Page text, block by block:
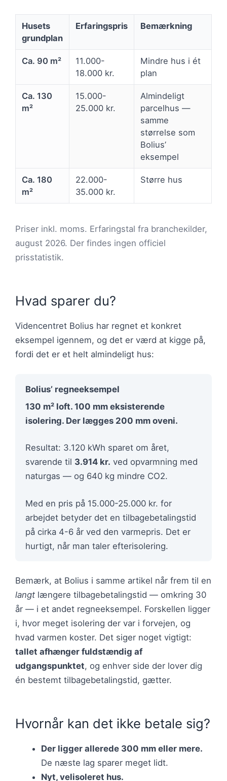
Husets
grundplan
Erfaringspris Bemærkning
Ca. 90 m²
11.000-
18.000 kr.
Mindre hus i ét
plan
Ca. 130
m²
15.000-
25.000 kr.
Almindeligt
parcelhus —
samme
størrelse som
Bolius’
eksempel
Ca. 180
m²
22.000-
35.000 kr.
Større hus
Priser inkl. moms. Erfaringstal fra brancheкilder,
august 2026. Der findes ingen officiel
prisstatistik.
Hvad sparer du?
Videncentret Bolius har regnet et konkret
eksempel igennem, og det er værd at kigge på,
fordi det er et helt almindeligt hus:
Bolius’ regneeksempel
130 m² loft. 100 mm eksisterende
isolering. Der lægges 200 mm oveni.
Resultat: 3.120 kWh sparet om året,
svarende til 3.914 kr. ved opvarmning med
naturgas — og 640 kg mindre CO2.
Med en pris på 15.000-25.000 kr. for
arbejdet betyder det en tilbagebetalingstid
på cirka 4-6 år ved den varmepris. Det er
hurtigt, når man taler efterisolering.
Bemærk, at Bolius i samme artikel når frem til en
langt længere tilbagebetalingstid — omkring 30
år — i et andet regneeksempel. Forskellen ligger
i, hvor meget isolering der var i forvejen, og
hvad varmen koster. Det siger noget vigtigt:
tallet afhænger fuldstændig af
udgangspunktet, og enhver side der lover dig
én bestemt tilbagebetalingstid, gætter.
Hvornår kan det ikke betale sig?
Der ligger allerede 300 mm eller mere.
De næste lag sparer meget lidt.
Nyt, velisoleret hus.